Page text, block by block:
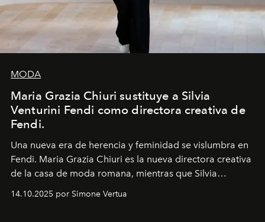
MODA
Maria Grazia Chiuri sustituye a Silvia
Venturini Fendi como directora creativa de
Fendi.
Una nueva era de herencia y feminidad se vislumbra en
Fendi. Maria Grazia Chiuri es la nueva directora creativa
de la casa de moda romana, mientras que Silvia
14.10.2025 por Simone Vertua